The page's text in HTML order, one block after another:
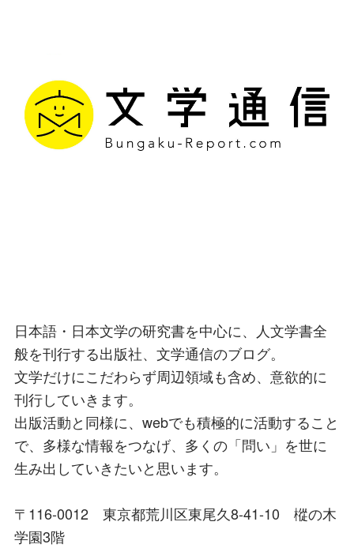
日本語・日本文学の研究書を中心に、人文学書全
般を刊行する出版社、文学通信のブログ。
文学だけにこだわらず周辺領域も含め、意欲的に
刊行していきます。
出版活動と同様に、webでも積極的に活動すること
で、多様な情報をつなげ、多くの「問い」を世に
生み出していきたいと思います。
〒116-0012 東京都荒川区東尾久8-41-10 樅の木
学園3階